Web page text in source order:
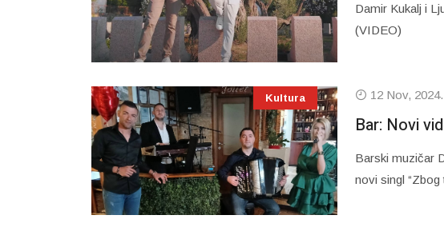
Damir Kukalj i
(VIDEO)
Kultura 12 Nov,
Bar: Novi
Barski muzičar
novi singl “Zbog